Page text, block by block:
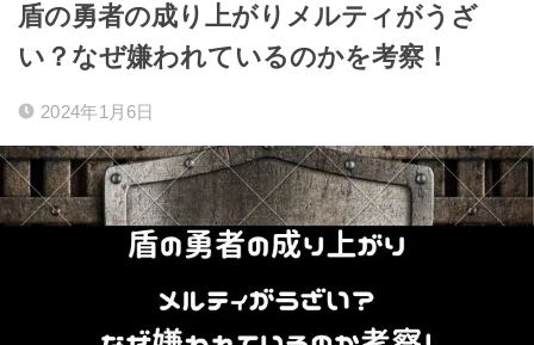
盾の勇者の成り上がりメルティがうざ
い？なぜ嫌われているのかを考察！
2024年1月6日